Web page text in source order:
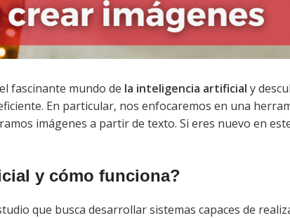
fascinante mundo de la inteligencia artificial y
En particular, nos enfocaremos en una
imágenes a partir de texto. Si eres nuevo en
y cómo funciona?
que busca desarrollar sistemas capaces de